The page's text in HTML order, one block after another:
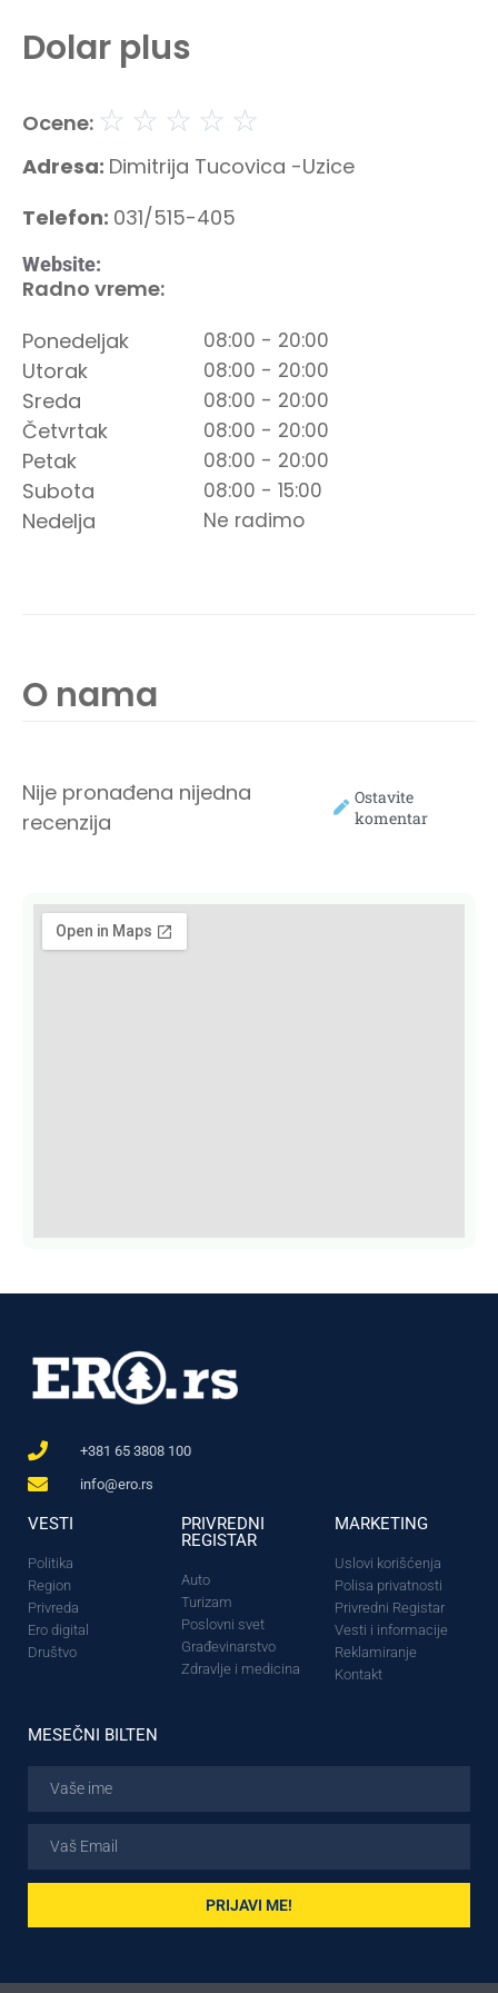
Dolar plus
Ocene: ☆ ☆ ☆ ☆ ☆
Adresa: Dimitrija Tucovica -Uzice
Telefon: 031/515-405
Website:
Radno vreme:
Ponedeljak
Utorak
Sreda
Četvrtak
Petak
Subota
Nedelja
08:00 - 20:00
08:00 - 20:00
08:00 - 20:00
08:00 - 20:00
08:00 - 20:00
08:00 - 15:00
Ne radimo
O nama
Nije pronađena nijedna
recenzija
Ostavite
komentar
+381 65 3808 100
info@ero.rs
VESTI
Politika
Region
Privreda
Ero digital
Društvo
PRIVREDNI
REGISTAR
Auto
Turizam
Poslovni svet
Građevinarstvo
Zdravlje i medicina
MARKETING
Uslovi korišćenja
Polisa privatnosti
Privredni Registar
Vesti i informacije
Reklamiranje
Kontakt
MESEČNI BILTEN
PRIJAVI ME!